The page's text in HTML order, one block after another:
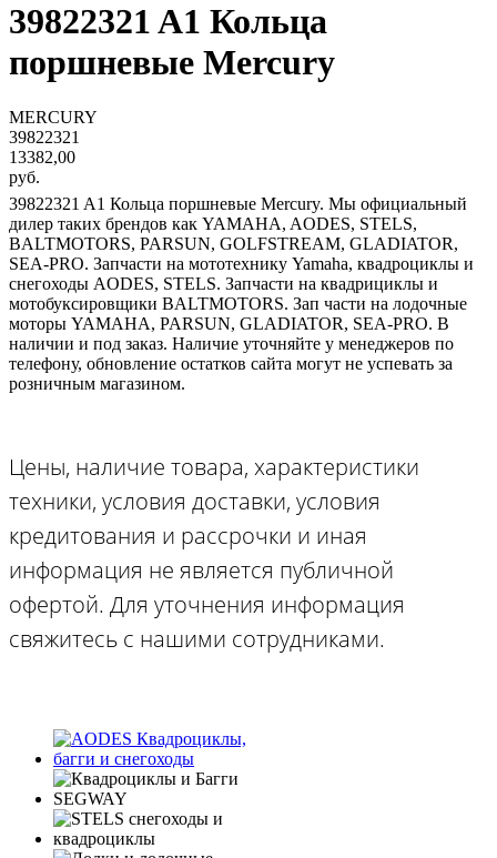
39822321 A1 Кольца
поршневые Mercury
MERCURY
39822321
13382,00
руб.
39822321 A1 Кольца поршневые Mercury. Мы официальный
дилер таких брендов как YAMAHA, AODES, STELS,
BALTMOTORS, PARSUN, GOLFSTREAM, GLADIATOR,
SEA-PRO. Запчасти на мототехнику Yamaha, квадроциклы и
снегоходы AODES, STELS. Запчасти на квадрициклы и
мотобуксировщики BALTMOTORS. Зап части на лодочные
моторы YAMAHA, PARSUN, GLADIATOR, SEA-PRO. В
наличии и под заказ. Наличие уточняйте у менеджеров по
телефону, обновление остатков сайта могут не успевать за
розничным магазином.
Цены, наличие товара, характеристики
техники, условия доставки, условия
кредитования и рассрочки и иная
информация не является публичной
офертой. Для уточнения информация
свяжитесь с нашими сотрудниками.